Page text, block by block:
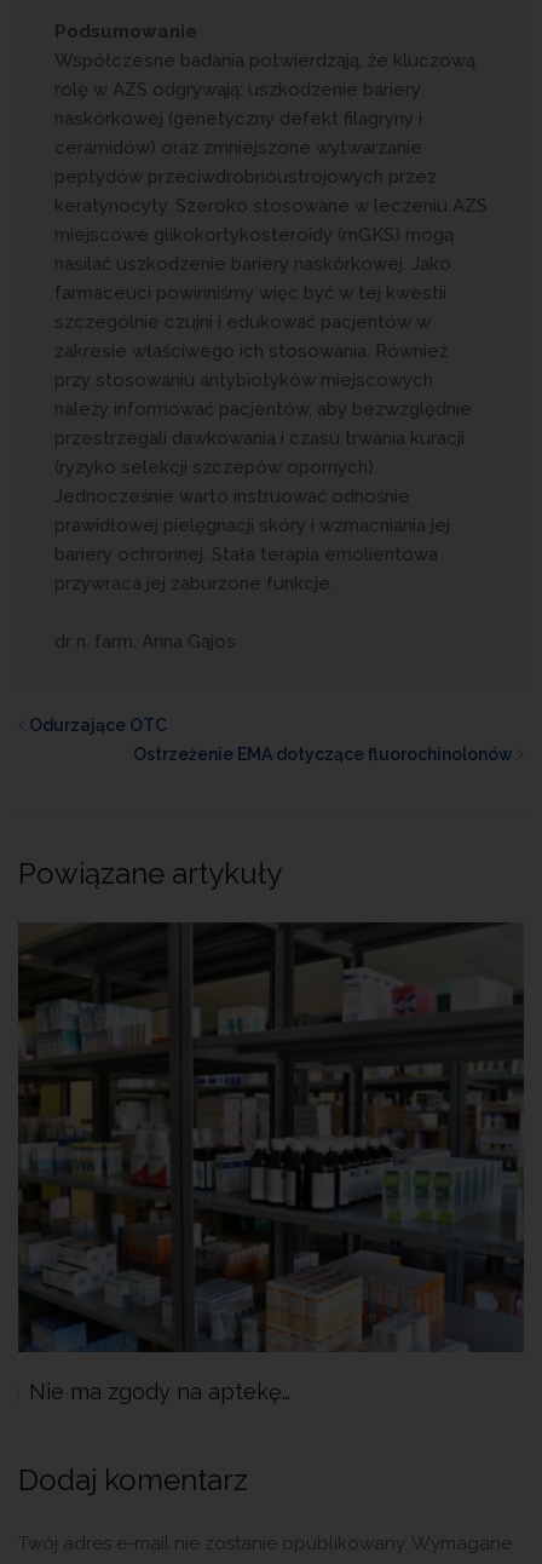
Podsumowanie
Współczesne badania potwierdzają, że kluczową
rolę w AZS odgrywają: uszkodzenie bariery
naskórkowej (genetyczny defekt filagryny i
ceramidów) oraz zmniejszone wytwarzanie
peptydów przeciwdrobnoustrojowych przez
keratynocyty. Szeroko stosowane w leczeniu AZS
miejscowe glikokortykosteroidy (mGKS) mogą
nasilać uszkodzenie bariery naskórkowej. Jako
farmaceuci powinniśmy więc być w tej kwestii
szczególnie czujni i edukować pacjentów w
zakresie właściwego ich stosowania. Również
przy stosowaniu antybiotyków miejscowych
należy informować pacjentów, aby bezwzględnie
przestrzegali dawkowania i czasu trwania kuracji
(ryzyko selekcji szczepów opornych).
Jednocześnie warto instruować odnośnie
prawidłowej pielęgnacji skóry i wzmacniania jej
bariery ochronnej. Stała terapia emolientowa
przywraca jej zaburzone funkcje.
dr n. farm. Anna Gajos
Odurzające OTC
Ostrzeżenie EMA dotyczące fluorochinolonów
Powiązane artykuły
Nie ma zgody na aptekę…
Dodaj komentarz
Twój adres e-mail nie zostanie opublikowany. Wymagane